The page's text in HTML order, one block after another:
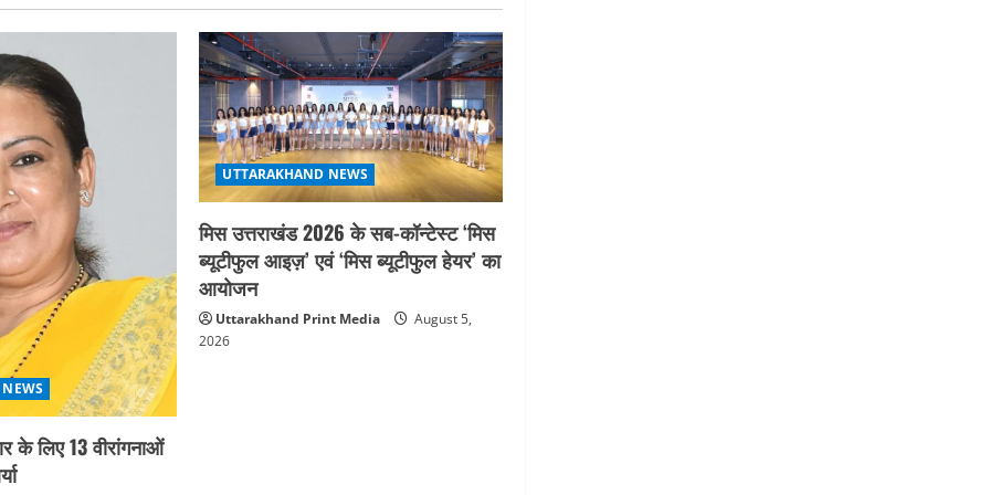
के लिए 13 वीरांगनाओं
UTTARAKHAND NEWS
मिस उत्तराखंड 2026 के सब-कॉन्टेस्ट ‘मिस
ब्यूटीफुल आइज़’ एवं ‘मिस ब्यूटीफुल हेयर’ का
आयोजन
Uttarakhand Print Media
August 5,
2026